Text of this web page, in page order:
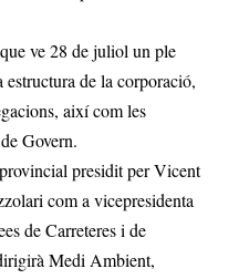
ve 28 de juliol un ple
de la corporació,
així com les
Govern.
presidit per Vicent
com a vicepresidenta
de Carreteres i de
Medi Ambient,